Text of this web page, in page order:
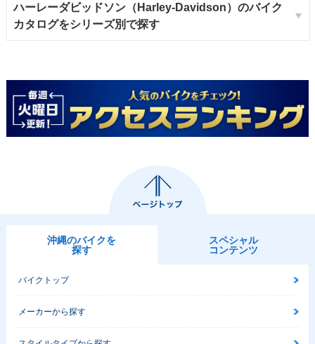
ハーレーダビッドソン（Harley-Davidson）のバイク
カタログをシリーズ別で探す
沖縄のバイクを
探す
スペシャル
コンテンツ
バイクトップ
メーカーから探す